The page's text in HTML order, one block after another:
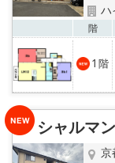
ハウスメーカー
路線·駅から探す
IT重説について
スタッフ紹介
ハ
階
1 階
シャルマン
京